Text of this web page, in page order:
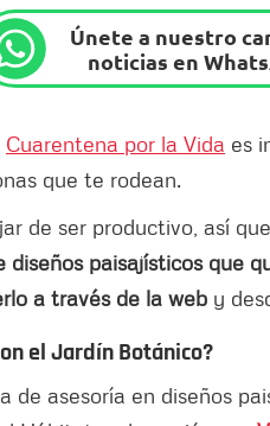
Únete a nuestro
noticias en
Cuarentena por la Vida es
que te rodean.
de ser productivo, así que
diseños paisajísticos que
a través de la web y
el Jardín Botánico?
de asesoría en diseños